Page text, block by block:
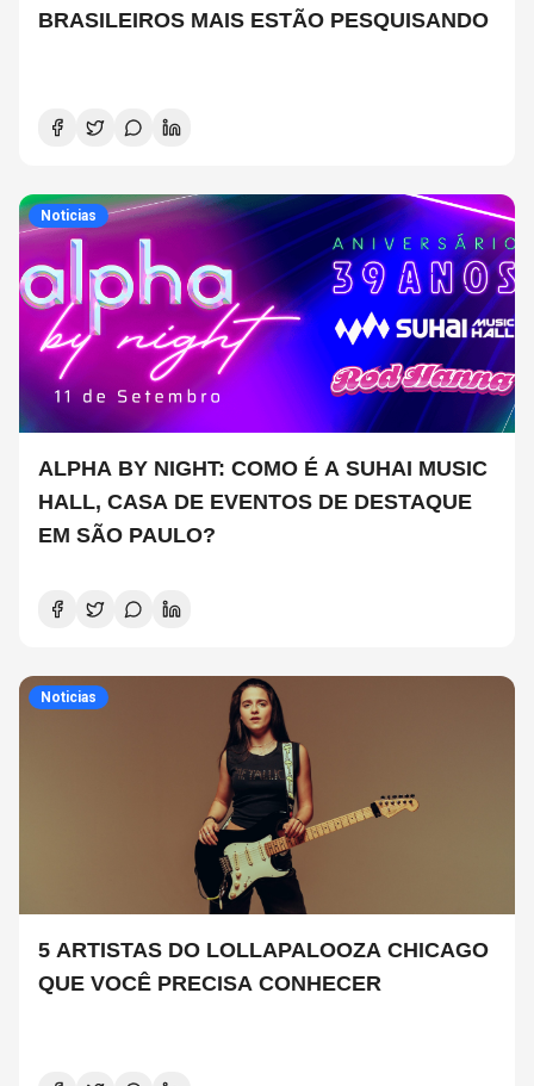
BRASILEIROS MAIS ESTÃO PESQUISANDO
Noticias
ALPHA BY NIGHT: COMO É A SUHAI MUSIC
HALL, CASA DE EVENTOS DE DESTAQUE
EM SÃO PAULO?
Noticias
5 ARTISTAS DO LOLLAPALOOZA CHICAGO
QUE VOCÊ PRECISA CONHECER